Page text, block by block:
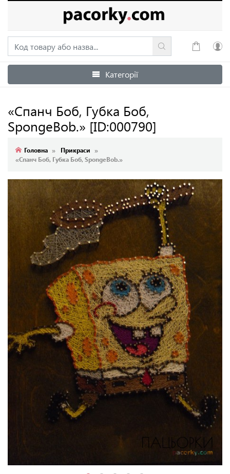
Увійти
Категорії
«Спанч Боб, Губка Боб,
SpongeBob.» [ID:000790]
Головна
Прикраси
«Спанч Боб, Губка Боб, SpongeBob.»